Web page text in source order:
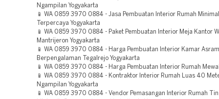
Ngampilan Yogyakarta
📱 WA 0859 3970 0884 - Jasa Pembuatan Interior Rumah
Terpercaya Yogyakarta
📱 WA 0859 3970 0884 - Paket Pembuatan Interior Meja Kantor
Mantrijeron Yogyakarta
📱 WA 0859 3970 0884 - Harga Pembuatan Interior Kamar
Berpengalaman Tegalrejo Yogyakarta
📱 WA 0859 3970 0884 - Harga Pembuatan Interior Rumah
📱 WA 0859 3970 0884 - Kontraktor Interior Rumah Luas 40
Ngampilan Yogyakarta
📱 WA 0859 3970 0884 - Vendor Pemasangan Interior Rumah